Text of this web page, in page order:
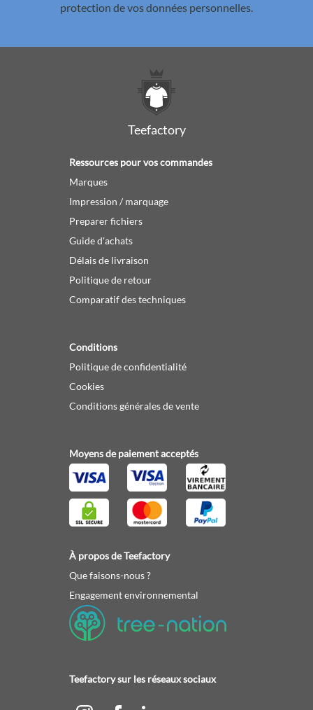
protection de vos données personnelles.
Teefactory
Ressources pour vos commandes
Marques
Impression / marquage
Preparer fichiers
Guide d'achats
Délais de livraison
Politique de retour
Comparatif des techniques
Conditions
Politique de confidentialité
Cookies
Conditions générales de vente
Moyens de paiement acceptés
À propos de Teefactory
Que faisons-nous ?
Engagement environnemental
Teefactory sur les réseaux sociaux